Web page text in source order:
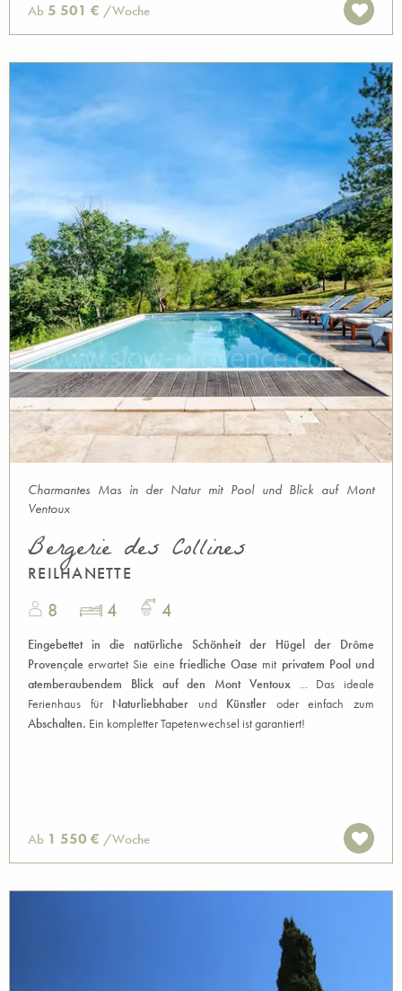
Ab 5 501 € /Woche
Charmantes Mas in der Natur mit Pool und Blick auf Mont
Ventoux
Bergerie des Collines
REILHANETTE
8 4 4
Eingebettet in die natürliche Schönheit der Hügel der Drôme
Provençale erwartet Sie eine friedliche Oase mit privatem Pool und
atemberaubendem Blick auf den Mont Ventoux... Das ideale
Ferienhaus für Naturliebhaber und Künstler oder einfach zum
Abschalten. Ein kompletter Tapetenwechsel ist garantiert!
Ab 1 550 € /Woche